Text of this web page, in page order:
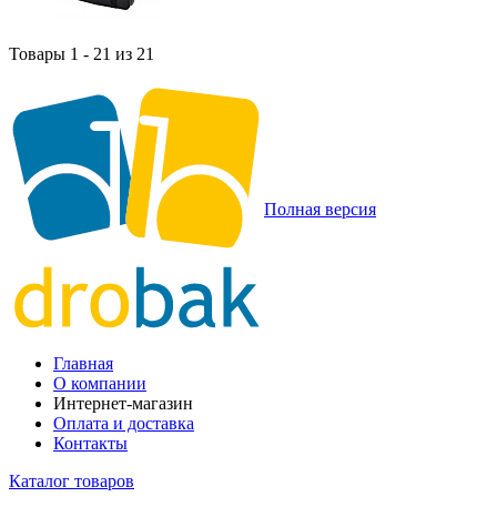
Товары 1 - 21 из 21
Полная версия
Главная
О компании
Интернет-магазин
Оплата и доставка
Контакты
Каталог товаров